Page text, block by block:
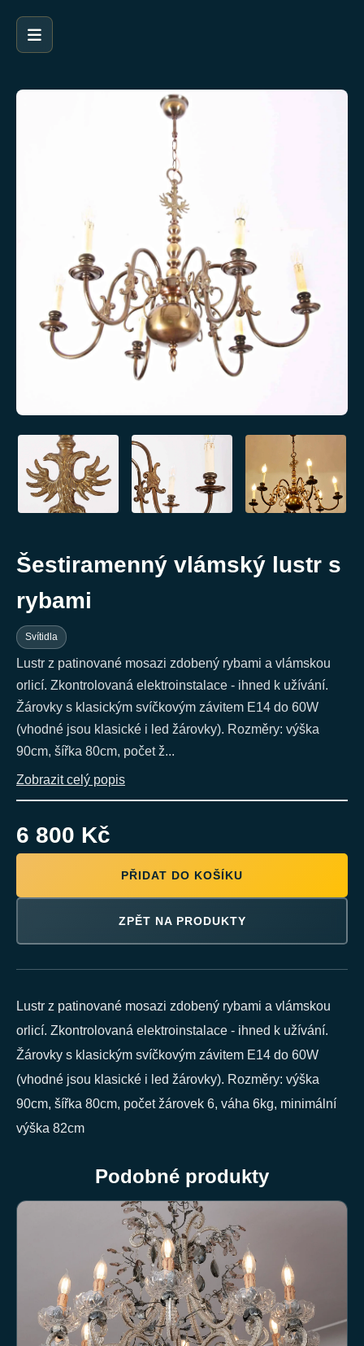
Šestiramenný vlámský lustr s
rybami
Svítidla
Lustr z patinované mosazi zdobený rybami a vlámskou
orlicí. Zkontrolovaná elektroinstalace - ihned k užívání.
Žárovky s klasickým svíčkovým závitem E14 do 60W
(vhodné jsou klasické i led žárovky). Rozměry: výška
90cm, šířka 80cm, počet ž...
Zobrazit celý popis
6 800 Kč
PŘIDAT DO KOŠÍKU
ZPĚT NA PRODUKTY
Lustr z patinované mosazi zdobený rybami a vlámskou
orlicí. Zkontrolovaná elektroinstalace - ihned k užívání.
Žárovky s klasickým svíčkovým závitem E14 do 60W
(vhodné jsou klasické i led žárovky). Rozměry: výška
90cm, šířka 80cm, počet žárovek 6, váha 6kg, minimální
výška 82cm
Podobné produkty